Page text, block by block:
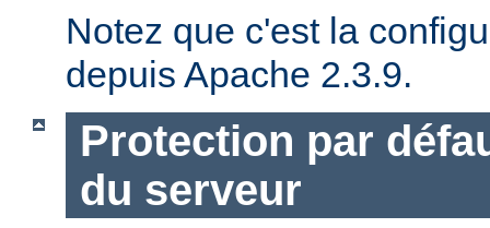
Notez que c'est la
depuis Apache 2.3.9.
Protection par
du serveur